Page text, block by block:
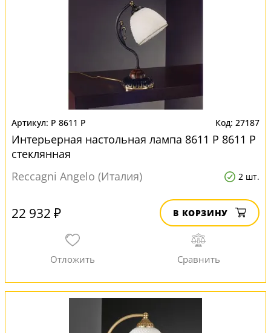
P 8611 P 27187
Интерьерная настольная лампа 8611 P 8611 P
стеклянная
Reccagni Angelo (Италия)
2 шт.
22 932 ₽ В КОРЗИНУ